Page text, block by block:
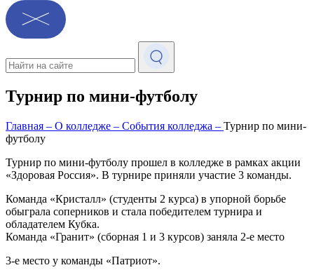
Турнир по мини-футболу
Главная – О колледже – События колледжа – Турнир по мини-
футболу
Турнир по мини-футболу прошел в колледже в рамках акции
«Здоровая Россия». В турнире приняли участие 3 команды.
Команда «Кристалл» (студенты 2 курса) в упорной борьбе
обыграла соперников и стала победителем турнира и
обладателем Кубка.
Команда «Гранит» (сборная 1 и 3 курсов) заняла 2-е место
3-е место у команды «Патриот».